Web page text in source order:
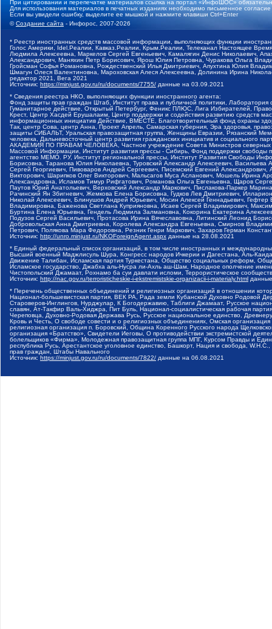
При цитировании и перепечатке материалов ссылка на портал «ИнфоШОС»
Для использования материалов в печатных изданиях необходимо письменное
Если вы увидели ошибку, выделите ее мышкой и нажмите клавиши Ctrl+Enter
©Создание сайта - Инфорос, 2007-2026
* Реестр иностранных средств массовой информации, выполняющих функции
Голос Америки, Idel.Реалии, Кавказ.Реалии, Крым.Реалии, Телеканал Настоящее
Людмила Алексеевна, Маркелов Сергей Евгеньевич, Камалягин Денис Николаевич,
Александрович, Маняхин Петр Борисович, Ярош Юлия Петровна, Чуракова Ольга
Гройсман Софья Романовна, Рождественский Илья Дмитриевич, Апухтина Юлия
Шмагун Олеся Валентиновна, Мароховская Алеся Алексеевна, Долинина Ирина
редактор 2021, Вега 2021
Источник: https://minjust.gov.ru/ru/documents/7755/ данные на 03.09.2021
* Сведения реестра НКО, выполняющих функции иностранного агента:
Фонд защиты прав граждан Штаб, Институт права и публичной политики,
Гуманитарное действие, Открытый Петербург, Феникс ПЛЮС, Лига Избирателей,
Крест, Центр Хасдей Ерушалаим, Центр поддержки и содействия развитию средств
информационных инициатив Действие, ВМЕСТЕ, Благотворительный фонд охраны
Так, центр Сова, центр Анна, Проект Апрель, Самарская губерния, Эра здоровья,
защиты СИБАЛЬТ, Уральская правозащитная группа, Женщины Евразии, Рязанский
человека, Дальневосточный центр развития гражданских инициатив и социального
АКАДЕМИЯ ПО ПРАВАМ ЧЕЛОВЕКА, Частное учреждение Совета Министров северных
Массовой Информации, Институт развития прессы - Сибирь, Фонд поддержки
агентство МЕМО. РУ, Институт региональной прессы, Институт Развития Свободы
Борисовна, Таранова Юлия Николаевна, Туровский Александр Алексеевич,
Сергей Георгиевич, Пивоваров Андрей Сергеевич, Писемский Евгений
Викторович, Шарипков Олег Викторович, Мальсагов Муса Асланович, Мошель Ирина
Александровна, Исламов Тимур Рифгатович, Романова Ольга Евгеньевна, Щаров
Паутов Юрий Анатольевич, Верховский Александр Маркович, Пислакова-Паркер
Рачинский Ян Збигневич, Жемкова Елена Борисовна, Гудков Лев Дмитриевич,
Николай Алексеевич, Блинушов Андрей Юрьевич, Мосин Алексей Геннадьевич,
Владимировна, Баженова Светлана Куприяновна, Исаев Сергей Владимирович,
Буртина Елена Юрьевна, Гендель Людмила Залмановна, Кокорина Екатерина
Подузов Сергей Васильевич, Протасова Ирина Вячеславовна, Литинский Леонид
Добровольская Анна Дмитриевна, Королева Александра Евгеньевна, Смирнов
Петрович, Полякова Мара Федоровна, Резник Генри Маркович, Захаров Герман
Источник: http://unro.minjust.ru/NKOForeignAgent.aspx данные на 28.08.2021
* Единый федеральный список организаций, в том числе иностранных и
Высший военный Маджлисуль Шура, Конгресс народов Ичкерии и Дагестана, Аль-
Движение Талибан, Исламская партия Туркестана, Общество социальных реформ,
Исламское государство, Джабха аль-Нусра ли-Ахль аш-Шам, Народное ополчение
Чистопольский Джамаат, Рохнамо ба суи давлати исломи, Террористическое
Источник: http://nac.gov.ru/terroristicheskie-i-ekstremistskie-organizacii-i-materialy.html
* Перечень общественных объединений и религиозных организаций в отношении
Национал-большевистская партия, ВЕК РА, Рада земли Кубанской Духовно Родовой
Староверов-Инглингов, Нурджулар, К Богодержавию, Таблиги Джамаат, Русское
славян, Ат-Такфир Валь-Хиджра, Пит Буль, Национал-социалистическая рабочая
Череповца, Духовно-Родовая Держава Русь, Русское национальное единство,
Кровь и Честь, О свободе совести и о религиозных объединениях, Омская
религиозная организация п. Боровский, Община Коренного Русского народа
организация «Братство», Свидетели Иеговы, О противодействии экстремистской
болельщиков «Фирма», Молодежная правозащитная группа МПГ, Курсом Правды и
республика Русь, Арестантское уголовное единство, Башкорт, Нация и свобода,
прав граждан, Штабы Навального
Источник: https://minjust.gov.ru/ru/documents/7822/ данные на 06.08.2021